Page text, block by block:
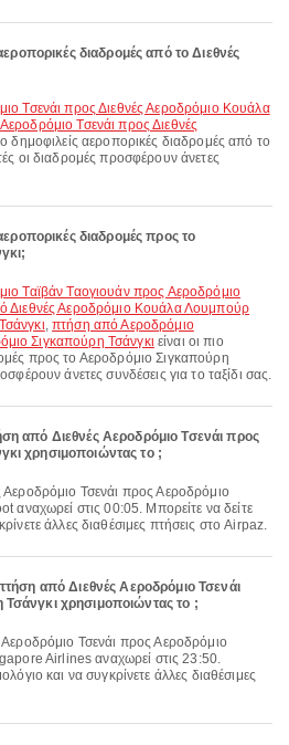
διαδρομές από το Διεθνές
Τσενάι προς Διεθνές Αεροδρόμιο Κουάλα
Τσενάι προς Διεθνές
δημοφιλείς αεροπορικές διαδρομές από το
οι διαδρομές προσφέρουν άνετες
διαδρομές προς το
Ταϊβάν Ταογιουάν προς Αεροδρόμιο
Διεθνές Αεροδρόμιο Κουάλα Λουμπούρ
,πτήση από Αεροδρόμιο
Σιγκαπούρη Τσάνγκι είναι οι πιο
προς το Αεροδρόμιο Σιγκαπούρη
άνετες συνδέσεις για το ταξίδι σας.
από Διεθνές Αεροδρόμιο Τσενάι προς
χρησιμοποιώντας το ;
αναχωρεί στις 00:05. Μπορείτε να δείτε
άλλες διαθέσιμες πτήσεις στο Airpaz.
από Διεθνές Αεροδρόμιο Τσενάι
χρησιμοποιώντας το ;
Airlines αναχωρεί στις 23:50.
και να συγκρίνετε άλλες διαθέσιμες